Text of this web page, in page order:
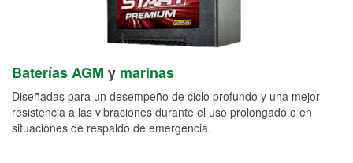
Baterías AGM y marinas
Diseñadas para un desempeño de ciclo profundo y una mejor
resistencia a las vibraciones durante el uso prolongado o en
situaciones de respaldo de emergencia.